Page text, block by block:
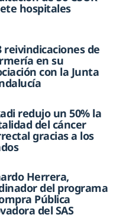
hospitales
reivindicaciones de
en su
con la Junta
redujo un 50% la
del cáncer
gracias a los
Herrera,
del programa
Pública
del SAS